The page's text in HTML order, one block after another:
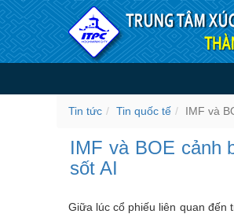
Truy cập nội dung luôn
IMF và BOE
Tin tức Tin quốc tế IMF và
IMF và BOE cảnh
sốt AI
Giữa lúc cổ phiếu liên quan đến